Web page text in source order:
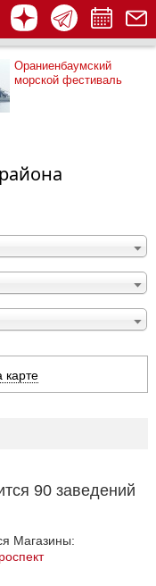
Ораниенбаумский
морской фестиваль
карте
90 заведений
Магазины: